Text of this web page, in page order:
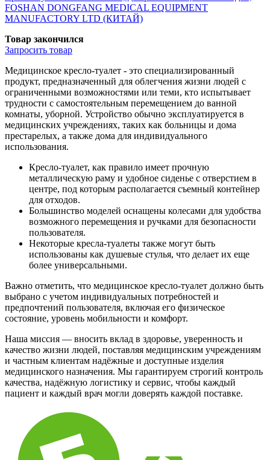
FOSHAN DONGFANG MEDICAL EQUIPMENT
MANUFACTORY LTD (КИТАЙ)
Товар закончился
Запросить товар
Медицинское кресло-туалет - это специализированный
продукт, предназначенный для облегчения жизни людей с
ограниченными возможностями или теми, кто испытывает
трудности с самостоятельным перемещением до ванной
комнаты, уборной. Устройство обычно эксплуатируется в
медицинских учреждениях, таких как больницы и дома
престарелых, а также дома для индивидуального
использования.
Кресло-туалет, как правило имеет прочную
металлическую раму и удобное сиденье с отверстием в
центре, под которым располагается съемный контейнер
для отходов.
Большинство моделей оснащены колесами для удобства
возможного перемещения и ручками для безопасности
пользователя.
Некоторые кресла-туалеты также могут быть
использованы как душевые стулья, что делает их еще
более универсальными.
Важно отметить, что медицинское кресло-туалет должно быть
выбрано с учетом индивидуальных потребностей и
предпочтений пользователя, включая его физическое
состояние, уровень мобильности и комфорт.
Наша миссия — вносить вклад в здоровье, уверенность и
качество жизни людей, поставляя медицинским учреждениям
и частным клиентам надёжные и доступные изделия
медицинского назначения. Мы гарантируем строгий контроль
качества, надёжную логистику и сервис, чтобы каждый
пациент и каждый врач могли доверять каждой поставке.